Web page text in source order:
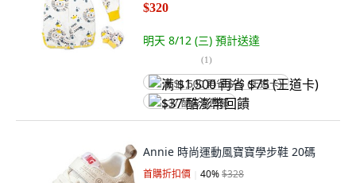
$320
明天 8/12 (三) 預計送達
(1)
满 $1,500 再省 $75 (王道卡)
$37 酷澎幣回饋
Annie 時尚運動風寶寶學步鞋 20碼
首購折扣價 40%$328